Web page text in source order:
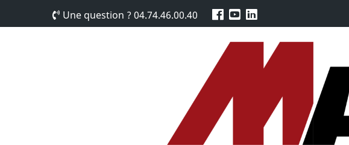
Une question ? 04.74.46.00.40